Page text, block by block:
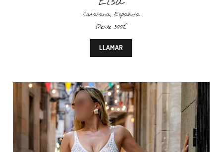
Catalana, Española
Desde 300€
LLAMAR